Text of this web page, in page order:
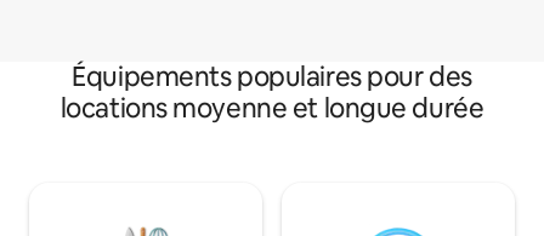
Équipements populaires pour des
locations moyenne et longue durée